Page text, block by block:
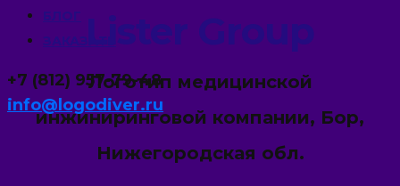
БЛОГ
ЗАКАЗАТЬ
+7 (812) 957-79-48
info@logodiver.ru
Lister Group
Логотип медицинской
инжиниринговой компании, Бор,
Нижегородская обл.